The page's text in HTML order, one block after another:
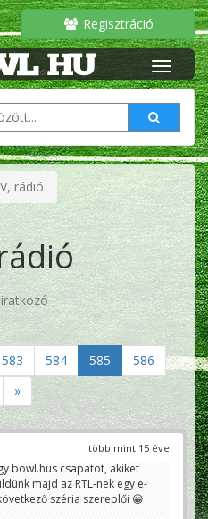
Regisztráció
rádió
583 584 585
586
»
több mint 15 éve
bowl.hus csapatot, akiket
majd az RTL-nek egy e-
széria szereplői 😀